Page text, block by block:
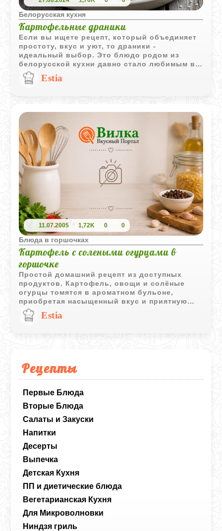
Рецепты
Первые Блюда
Вторые Блюда
Салаты и Закуски
Напитки
Десерты
Выпечка
Детская Кухня
ПП и диетические блюда
Вегетарианская Кухня
Для Микроволновки
Ниндзя гриль
Белорусская кухня
Картофельные драники
Если вы ищете рецепт, который объединяет
простоту, вкус и уют, то драники -
идеальный выбор. Это блюдо родом из
белорусской кухни давно стало любимым во
многих странах. Хрустящие снаружи, нежные
внутри, они идеально сочетаются со
соусом.
Estia
11.07.2005 1,72K 0 0
Блюда в горшочках
Картофель с солеными огурцами в
горшочке
Простой домашний рецепт из доступных
продуктов. Картофель, овощи и солёные
огурцы томятся в ароматном бульоне,
приобретая насыщенный вкус и приятную
сочность.
Estia